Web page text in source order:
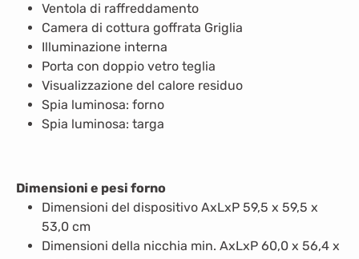
Ventola di raffreddamento
Camera di cottura goffrata Griglia
Illuminazione interna
Porta con doppio vetro teglia
Visualizzazione del calore residuo
Spia luminosa: forno
Spia luminosa: targa
Dimensioni e pesi forno
Dimensioni del dispositivo AxLxP 59,5 x 59,5 x
53,0 cm
Dimensioni della nicchia min. AxLxP 60,0 x 56,4 x